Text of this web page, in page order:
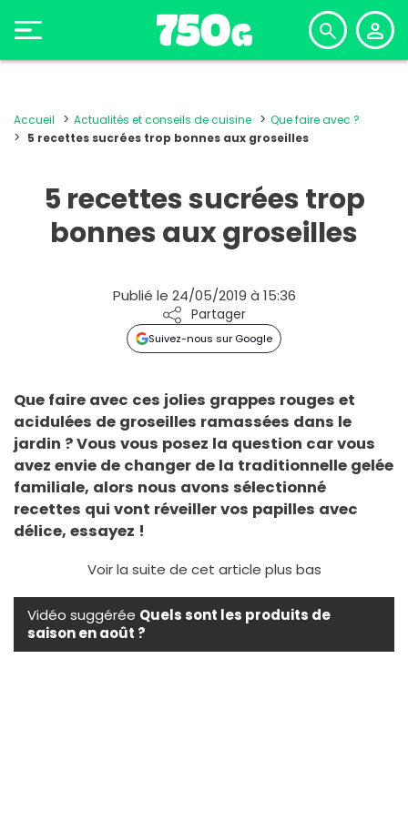
Accueil Actualités et conseils de cuisine
Que faire avec ?
5 recettes sucrées trop bonnes aux groseilles
5 recettes sucrées trop
bonnes aux groseilles
Publié le 24/05/2019 à 15:36
Partager
Suivez-nous sur Google
Que faire avec ces jolies grappes rouges et
acidulées de groseilles ramassées dans le
jardin ? Vous vous posez la question car vous
avez envie de changer de la traditionnelle gelée
familiale, alors nous avons sélectionné
recettes qui vont réveiller vos papilles avec
délice, essayez !
Voir la suite de cet article plus bas
Vidéo suggérée Quels sont les produits de
saison en août ?